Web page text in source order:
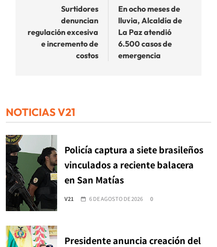
entradas
Surtidores
denuncian
regulación excesiva
e incremento de
costos
En ocho meses de
lluvia, Alcaldía de
La Paz atendió
6.500 casos de
emergencia
NOTICIAS V21
Policía captura a siete brasileños
vinculados a reciente balacera
en San Matías
V21 6 DE AGOSTO DE 2026 0
Presidente anuncia creación del